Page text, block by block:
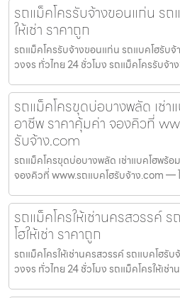
รถแม็คโครรับจ้างขอนแก่น รถ
ให้เช่า ราคาถูก
รถแม็คโครรับจ้างขอนแก่น รถแบคโฮรับจ้
วงจร ทั่วไทย 24 ชั่วโมง รถแม็คโครรับจ้
รถแม็คโครขุดบ่อบางพลัด เช่
อาชีพ ราคาคุ้มค่า จองคิวที่
รับจ้าง.com
รถแม็คโครขุดบ่อบางพลัด เช่าแบคโฮพร้
จองคิวที่ www.รถแบคโฮรับจ้าง.com —
รถแม็คโครให้เช่านครสวรรค์
โฮให้เช่า ราคาถูก
รถแม็คโครให้เช่านครสวรรค์ รถแบคโฮรับ
วงจร ทั่วไทย 24 ชั่วโมง รถแม็คโครให้เช่